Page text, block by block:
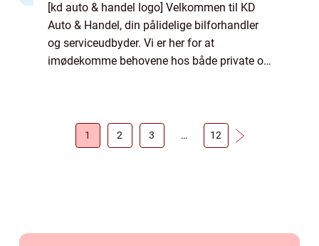
[kd auto & handel logo] Velkommen til KD
Auto & Handel, din pålidelige bilforhandler
og serviceudbyder. Vi er her for at
imødekomme behovene hos både private og
1 2 3 … 12